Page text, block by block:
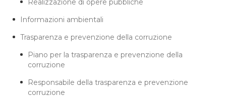
Informazioni ambientali
Trasparenza e prevenzione della corruzione
Piano per la trasparenza e prevenzione della
corruzione
Responsabile della trasparenza e prevenzione
corruzione